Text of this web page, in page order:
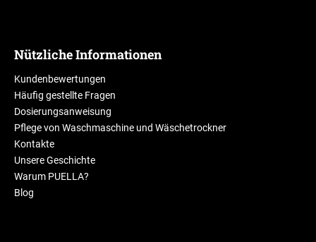
Nützliche Informationen
Kundenbewertungen
Häufig gestellte Fragen
Dosierungsanweisung
Pflege von Waschmaschine und Wäschetrockner
Kontakte
Unsere Geschichte
Warum PUELLA?
Blog